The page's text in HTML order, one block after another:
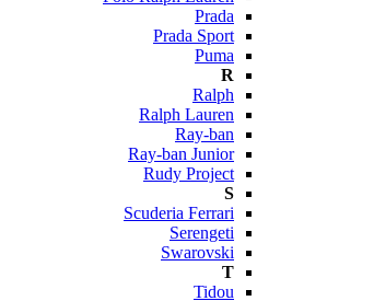
Prada
Prada Sport
Puma
R
Ralph
Ralph Lauren
Ray-ban
Ray-ban Junior
Rudy Project
S
Scuderia Ferrari
Serengeti
Swarovski
T
Tidou